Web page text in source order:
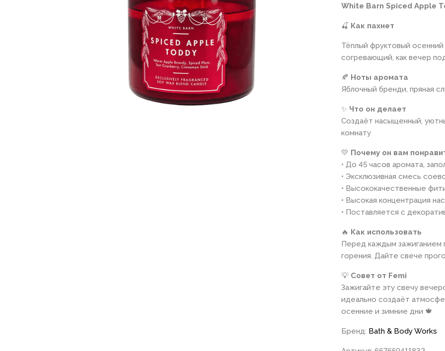
White Barn Spiced Apple
🍒 Как пахнет
Тёплый фруктовый
согревающий, как вечер
🍂 Ноты аромата
Яблочный бренди, пряная
✨ Что он делает
Создаёт насыщенный,
комнату
💛 Почему он вам
• До 45 часов аромата,
• Эксклюзивная смесь
• Высококачественные
• Высокая концентрация
• Поставляется с
🔥 Как использовать
Перед каждым зажиганием
горения. Дайте свече
💡 Совет от Femi
Зажигайте эту свечу
идеально создаёт
осенние и зимние дни 🍁
Бренд: Bath & Body Works